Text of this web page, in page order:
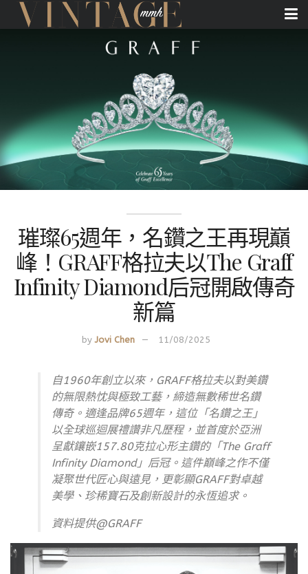
璀璨65週年，名鑽之王再現巔
峰！GRAFF格拉夫以The Graff
Infinity Diamond后冠開啟傳奇
新篇
by Jovi Chen 11/08/2025
自1960年創立以來，GRAFF格拉夫以對美鑽
的無限熱忱與極致工藝，締造無數稀世名鑽
傳奇。適逢品牌65週年，這位「名鑽之王」
以全球巡迴展禮讚非凡歷程，並首度於亞洲
呈獻鑲嵌157.80克拉心形主鑽的「The Graff
Infinity Diamond」后冠。這件巔峰之作不僅
凝聚世代匠心與遠見，更彰顯GRAFF對卓越
美學、珍稀寶石及創新設計的永恆追求。
資料提供@GRAFF